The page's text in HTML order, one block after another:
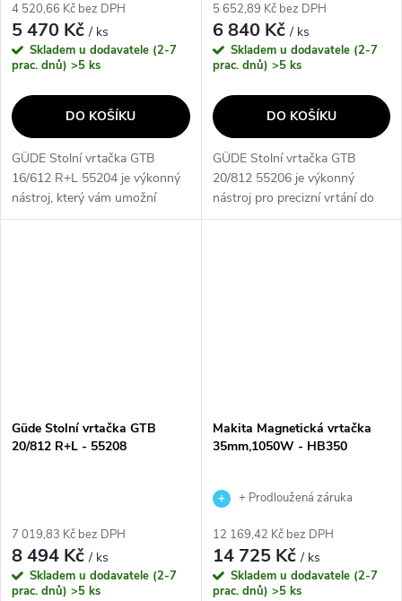
4 520,66 Kč bez DPH
5 470 Kč/ ks
Skladem u dodavatele (2-7
prac. dnů) >5 ks
DO KOŠÍKU
GÜDE Stolní vrtačka GTB
16/612 R+L 55204 je výkonný
nástroj, který vám umožní
provádět přesné vrtání a
5 652,89 Kč bez DPH
6 840 Kč/ ks
Skladem u dodavatele (2-7
prac. dnů) >5 ks
DO KOŠÍKU
GÜDE Stolní vrtačka GTB
20/812 55206 je výkonný
nástroj pro precizní vrtání do
různých materiálů. S funkcí
Güde Stolní vrtačka GTB
20/812 R+L - 55208
7 019,83 Kč bez DPH
8 494 Kč/ ks
Skladem u dodavatele (2-7
prac. dnů) >5 ks
Makita Magnetická vrtačka
35mm,1050W - HB350
+ Prodloužená záruka
12 169,42 Kč bez DPH
14 725 Kč/ ks
Skladem u dodavatele (2-7
prac. dnů) >5 ks